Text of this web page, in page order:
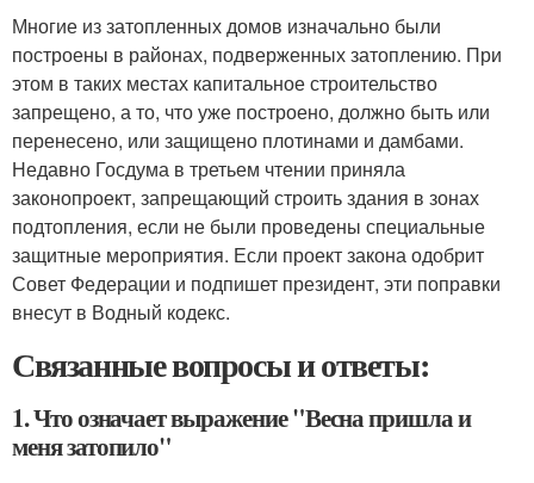
Многие из затопленных домов изначально были
построены в районах, подверженных затоплению. При
этом в таких местах капитальное строительство
запрещено, а то, что уже построено, должно быть или
перенесено, или защищено плотинами и дамбами.
Недавно Госдума в третьем чтении приняла
законопроект, запрещающий строить здания в зонах
подтопления, если не были проведены специальные
защитные мероприятия. Если проект закона одобрит
Совет Федерации и подпишет президент, эти поправки
внесут в Водный кодекс.
Связанные вопросы и ответы:
1. Что означает выражение "Весна пришла и
меня затопило"